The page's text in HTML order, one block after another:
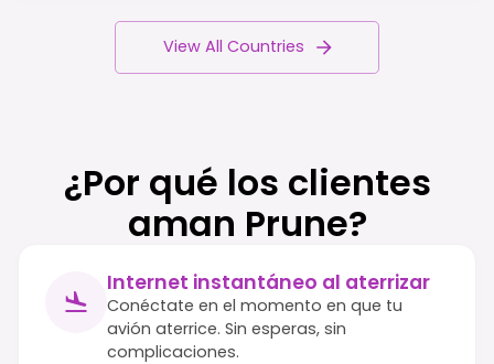
View All Countries
¿Por qué los clientes
aman Prune?
Internet instantáneo al aterrizar
Conéctate en el momento en que tu
avión aterrice. Sin esperas, sin
complicaciones.